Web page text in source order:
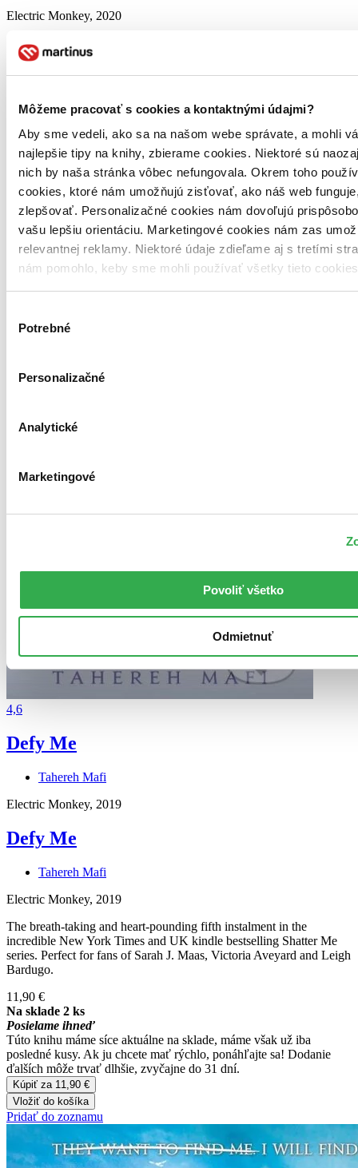
Môžeme pracovať s cookies a kontaktnými údajmi?
Aby sme vedeli, ako sa na našom webe správate, a mohli
najlepšie tipy na knihy, zbierame cookies. Niektoré sú
nich by naša stránka vôbec nefungovala. Okrem toho
cookies, ktoré nám umožňujú zisťovať, ako náš web
zlepšovať. Personalizačné cookies nám dovoľujú
vašu lepšiu orientáciu. Marketingové cookies nám zas
relevantnej reklamy. Niektoré údaje zdieľame aj s tretími
nám pomohlo, keby sme mohli používať všetky tieto
súhlasu
Potrebné
Personalizačné
Analytické
Marketingové
Povoliť všetko
Odmietnuť
Electric Monkey, 2020
The book that all SHATTER ME fans have been waiting for is
finally here. The finale of Tahereh Mafi's New York Times
Na sklade 5 ks
Posielame ihneď
Táto kniha sa môže na cestu ku vám vybrať prakticky okamžite! Ak
si ju objednáte do 13:00 v pracovný deň, odošleme vám ju ešte
dnes, inak najneskôr nasledujúci pracovný deň.
Kúpiť za 13,60 €
Vložiť do košíka
Pridať do zoznamu
4,6
Defy Me
Tahereh Mafi
Electric Monkey, 2019
Defy Me
Tahereh Mafi
Electric Monkey, 2019
The breath-taking and heart-pounding fifth instalment in the
incredible New York Times and UK kindle bestselling Shatter Me
series. Perfect for fans of Sarah J. Maas, Victoria Aveyard and Leigh
Bardugo.
11,90 €
Na sklade 2 ks
Posielame ihneď
Túto knihu máme síce aktuálne na sklade, máme však už iba
posledné kusy. Ak ju chcete mať rýchlo, ponáhľajte sa! Dodanie
ďalších môže trvať dlhšie, zvyčajne do 31 dní.
Kúpiť za 11,90 €
Vložiť do košíka
Pridať do zoznamu